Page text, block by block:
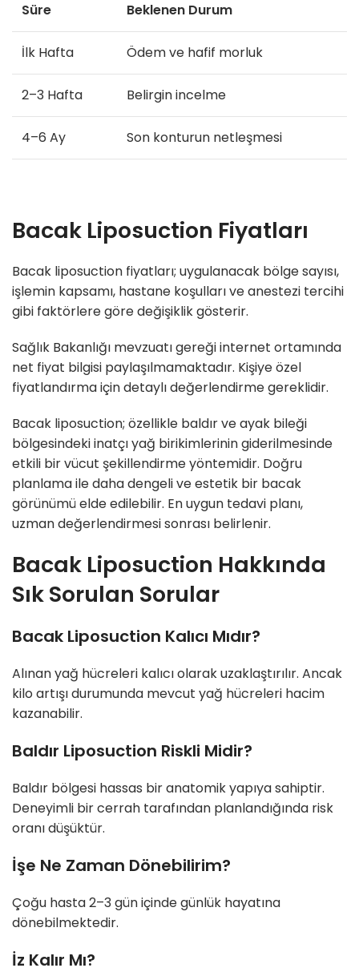
Süre Beklenen Durum
İlk Hafta Ödem ve hafif morluk
2–3 Hafta Belirgin incelme
4–6 Ay Son konturun netleşmesi
Bacak Liposuction Fiyatları
Bacak liposuction fiyatları; uygulanacak bölge sayısı,
işlemin kapsamı, hastane koşulları ve anestezi tercihi
gibi faktörlere göre değişiklik gösterir.
Sağlık Bakanlığı mevzuatı gereği internet ortamında
net fiyat bilgisi paylaşılmamaktadır. Kişiye özel
fiyatlandırma için detaylı değerlendirme gereklidir.
Bacak liposuction; özellikle baldır ve ayak bileği
bölgesindeki inatçı yağ birikimlerinin giderilmesinde
etkili bir vücut şekillendirme yöntemidir. Doğru
planlama ile daha dengeli ve estetik bir bacak
görünümü elde edilebilir. En uygun tedavi planı,
uzman değerlendirmesi sonrası belirlenir.
Bacak Liposuction Hakkında
Sık Sorulan Sorular
Bacak Liposuction Kalıcı Mıdır?
Alınan yağ hücreleri kalıcı olarak uzaklaştırılır. Ancak
kilo artışı durumunda mevcut yağ hücreleri hacim
kazanabilir.
Baldır Liposuction Riskli Midir?
Baldır bölgesi hassas bir anatomik yapıya sahiptir.
Deneyimli bir cerrah tarafından planlandığında risk
oranı düşüktür.
İşe Ne Zaman Dönebilirim?
Çoğu hasta 2–3 gün içinde günlük hayatına
dönebilmektedir.
İz Kalır Mı?